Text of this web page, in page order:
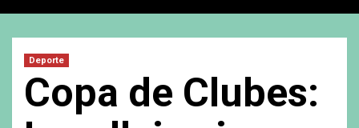
Deporte
Copa de Clubes: